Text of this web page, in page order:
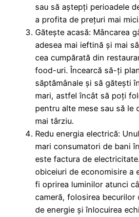
sau să aștepți perioadele
a profita de prețuri mai
Gătește acasă: Mâncarea
adesea mai ieftină și mai
cea cumpărată din
food-uri. Încearcă să-ți
săptămânale și să gătești
mari, astfel încât să poți
pentru alte mese sau să le
mai târziu.
Redu energia electrică:
mari consumatori de bani
este factura de
obiceiuri de economisire a
fi oprirea luminilor atunci
cameră, folosirea becurilor
de energie și înlocuirea